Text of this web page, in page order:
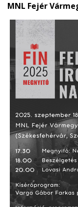
MNL Fejér